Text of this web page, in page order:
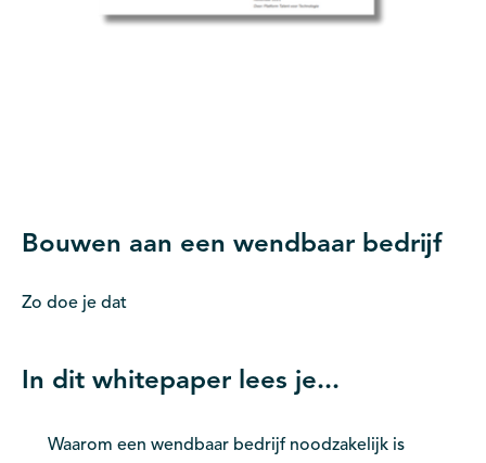
Bouwen aan een wendbaar bedrijf
Zo doe je dat
In dit whitepaper lees je...
Waarom een wendbaar bedrijf noodzakelijk is